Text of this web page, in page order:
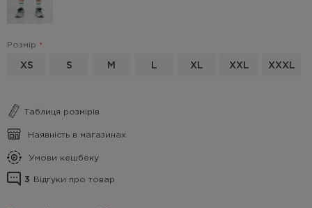
Розмір
XS S M L XL XXL XXXL
Таблиця розмірів
Наявність в магазинах
Умови кешбеку
3 Відгуки про товар